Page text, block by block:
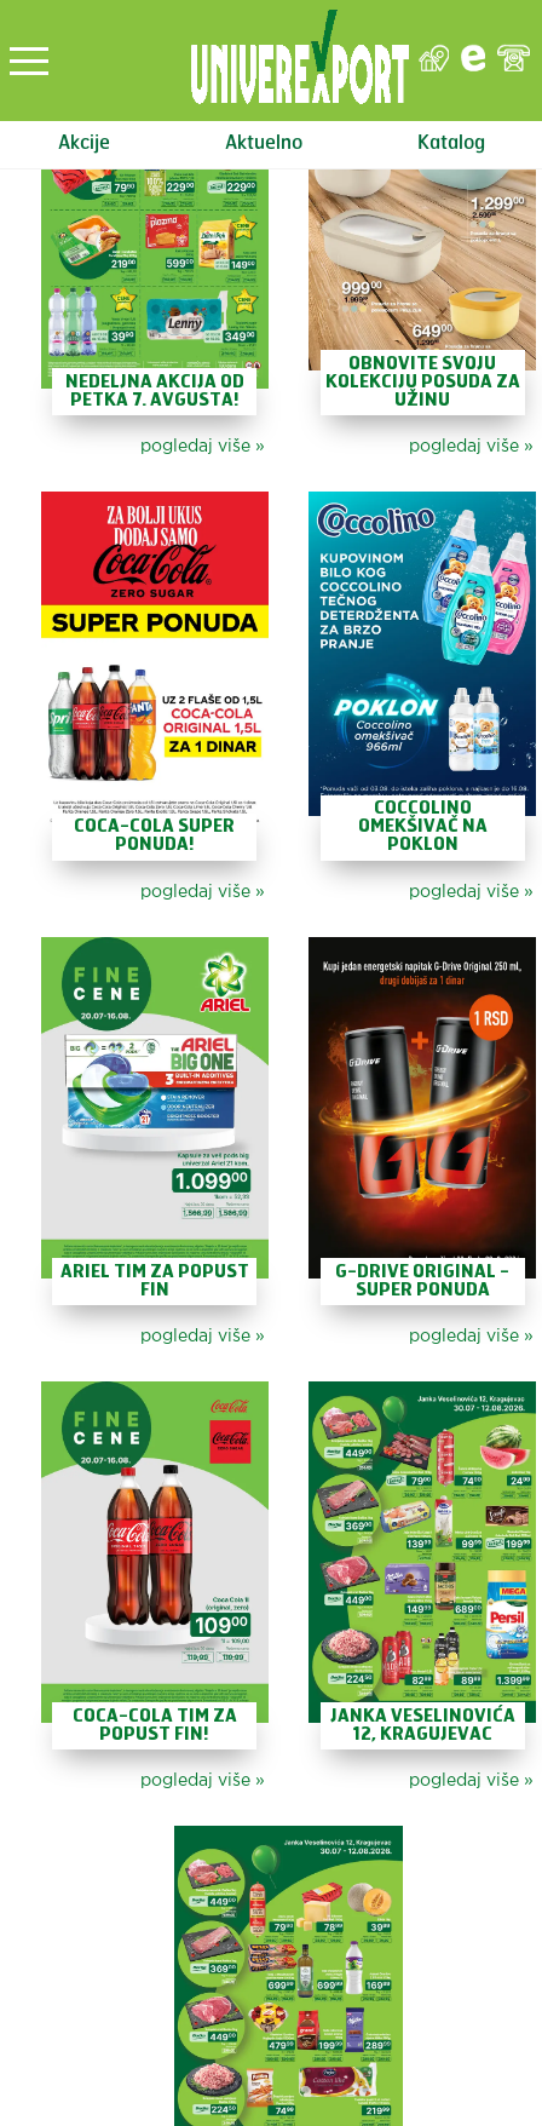
Akcije Aktuelno Katalog
NEDELJNA AKCIJA OD
PETKA 7. AVGUSTA!
pogledaj više »
OBNOVITE SVOJU
KOLEKCIJU POSUDA ZA
UŽINU
pogledaj više »
COCA-COLA SUPER
PONUDA!
pogledaj više »
COCCOLINO
OMEKŠIVAČ NA
POKLON
pogledaj više »
ARIEL TIM ZA POPUST
FIN
pogledaj više »
G-DRIVE ORIGINAL -
SUPER PONUDA
pogledaj više »
COCA-COLA TIM ZA
POPUST FIN!
pogledaj više »
JANKA VESELINOVIĆA
12, KRAGUJEVAC
pogledaj više »